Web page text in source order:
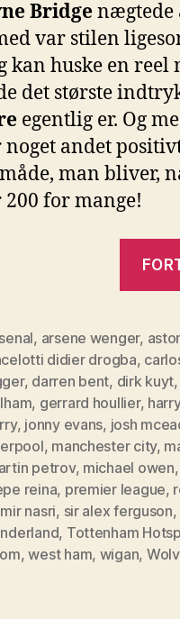
Bridgenægtede
var stilen
kan huske en reel
det største
egentlig er. Og
noget andet
man bliver,
for mange!
, arsene wenger,
didier drogba,
, darren bent, dirk kuyt,
, gerrard houllier,
, jonny evans, josh
, manchester city,
petrov, michael owen,
reina, premier league,
nasri, sir alex ferguson,
, Tottenham
,west ham, wigan,